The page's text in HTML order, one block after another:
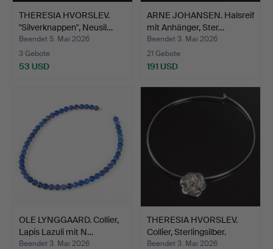
THERESIA HVORSLEV.
"Silverknappen", Neusil…
Beendet 5. Mai 2026
3 Gebote
53 USD
ARNE JOHANSEN. Halsreif
mit Anhänger, Ster…
Beendet 3. Mai 2026
21 Gebote
191 USD
OLE LYNGGAARD. Collier,
Lapis Lazuli mit N…
Beendet 3. Mai 2026
THERESIA HVORSLEV.
Collier, Sterlingsilber.
Beendet 3. Mai 2026